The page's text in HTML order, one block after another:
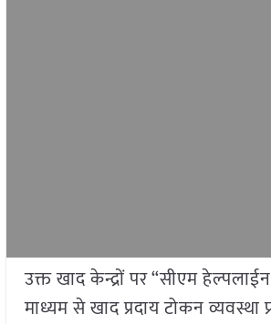
उक्त खाद केन्द्रों पर “सीएम
माध्यम से खाद प्रदाय टोकन व्यवस्था